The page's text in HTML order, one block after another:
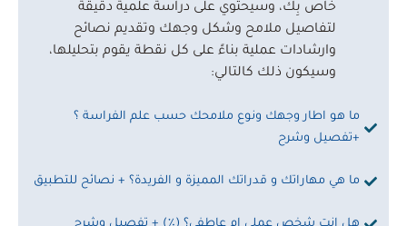
خاص بِك، وسيحتوي على دراسة علمية دقيقة
لتفاصيل ملامح وشكل وجهك وتقديم نصائح
وارشادات عملية بناءً على كل نقطة يقوم بتحليلها،
وسيكون ذلك كالتالي:
ما هو اطار وجهك ونوع ملامحك حسب علم الفراسة ؟
+تفصيل وشرح
ما هي مهاراتك و قدراتك المميزة و الفريدة؟ + نصائح للتطبيق